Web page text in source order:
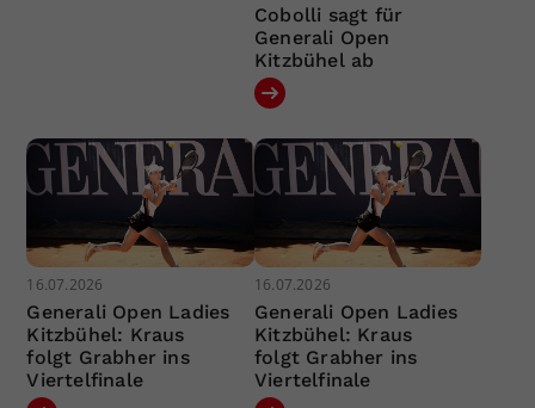
Cobolli sagt für
Generali Open
Kitzbühel ab
16.07.2026
Generali Open Ladies
Kitzbühel: Kraus
folgt Grabher ins
Viertelfinale
16.07.2026
Generali Open Ladies
Kitzbühel: Kraus
folgt Grabher ins
Viertelfinale